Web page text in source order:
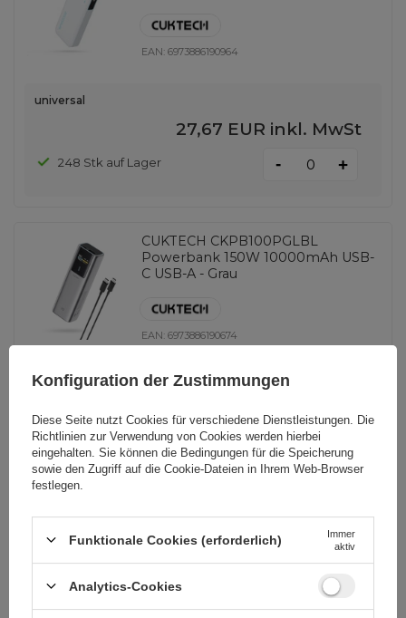
EAN:6973886190964
universal
27,67 EUR inkl. MwSt
248 Stk auf Lager - +
CUKTECH CKPB100PGLBL
Powerbank 150W 10000mAh USB-
C USB-A - Grau
EAN:6973886190674
universal
43,94 EURinkl. MwSt
159 Stk auf Lager - +
Magnetische Powerbank – Weiß
Konfiguration der Zustimmungen
Diese Seite nutzt Cookies für verschiedene Dienstleistungen. Die
Richtlinien zur Verwendung von Cookies werden hierbei
eingehalten. Sie können die Bedingungen für die Speicherung
sowie den Zugriff auf die Cookie-Dateien in Ihrem Web-Browser
festlegen.
Funktionale Cookies (erforderlich)
Immer
aktiv
Analytics-Cookies